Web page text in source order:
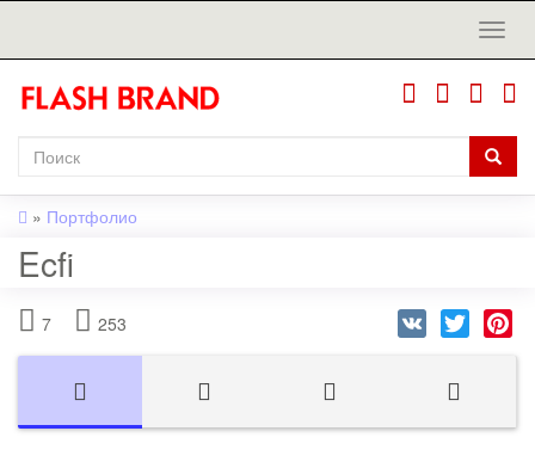
» Портфолио
Ecfi
7 253 VK Twitter